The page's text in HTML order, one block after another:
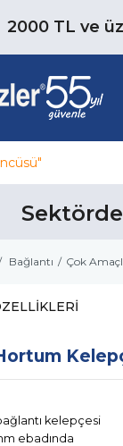
2000 TL ve
Sektörde
Bağlantı Çok
kelepçesi
ebadında